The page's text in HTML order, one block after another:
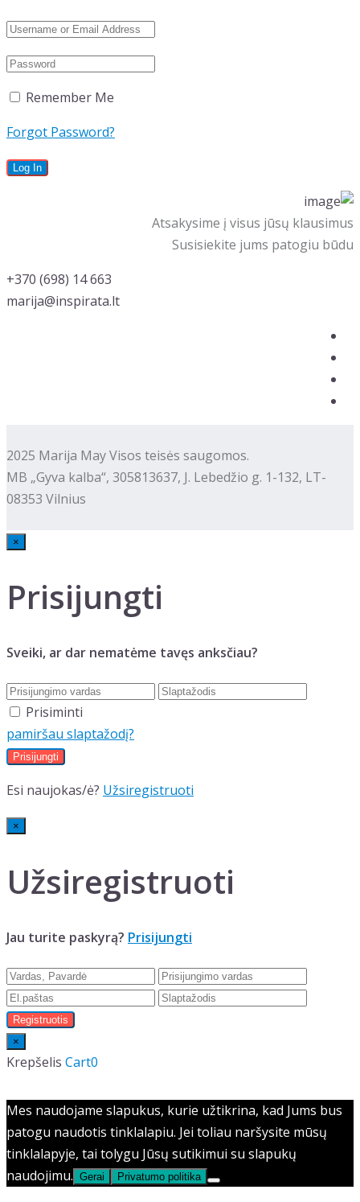
Remember Me
Forgot Password?
Atsakysime į visus jūsų klausimus
Susisiekite jums patogiu būdu
‭+370 (698) 14 663
marija@inspirata.lt
2025 Marija May Visos teisės saugomos.
MB „Gyva kalba“, 305813637, J. Lebedžio g. 1-132, LT-
08353 Vilnius
×
Prisijungti
Sveiki, ar dar nematėme tavęs anksčiau?
Prisiminti
pamiršau slaptažodį?
Esi naujokas/ė? Užsiregistruoti
×
Užsiregistruoti
Jau turite paskyrą? Prisijungti
×
Krepšelis Cart0
Mes naudojame slapukus, kurie užtikrina, kad Jums bus
patogu naudotis tinklalapiu. Jei toliau naršysite mūsų
tinklalapyje, tai tolygu Jūsų sutikimui su slapukų
naudojimu. Gerai Privatumo politika